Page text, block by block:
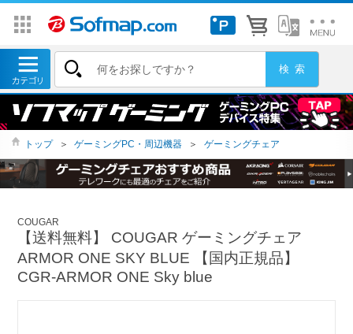
トップ ＞ ゲーミングPC・周辺機器 ＞ ゲーミングチェア
COUGAR
【送料無料】 COUGAR ゲーミングチェア
ARMOR ONE SKY BLUE 【国内正規品】
CGR-ARMOR ONE Sky blue